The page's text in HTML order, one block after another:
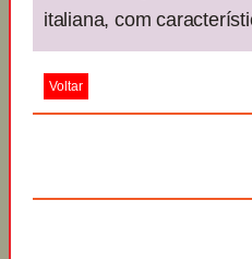
italiana, com
Voltar